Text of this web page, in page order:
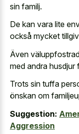
sin familj.
De kan vara lite
också mycket
Även
med andra husdjur
Trots sin tuffa
önskan om
Suggestion:
Aggression